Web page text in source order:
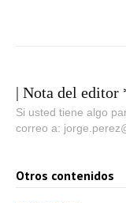
| Nota del editor
Si usted tiene algo
correo a:
Otros contenidos